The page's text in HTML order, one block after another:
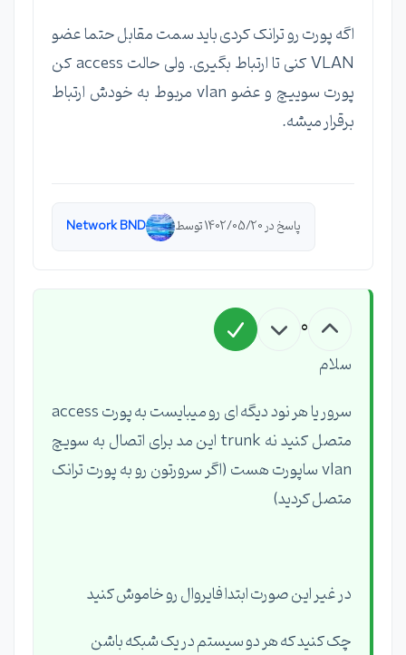
اگه پورت رو ترانک کردی باید سمت مقابل حتما عضو
VLAN کنی تا ارتباط بگیری. ولی حالت access کن
پورت سوییچ و عضو vlan مربوط به خودش ارتباط
برقرار میشه.
پاسخ در 1402/05/20 توسط Network BND
0
سلام
سرور یا هر نود دیگه ای رو میبایست به پورت access
متصل کنید نه trunk این مد برای اتصال به سویچ
vlan ساپورت هست (اگر سرورتون رو به پورت ترانک
متصل کردید)
در غیر این صورت ابتدا فایروال رو خاموش کنید
چک کنید که هر دو سیستم در یک شبکه باشن